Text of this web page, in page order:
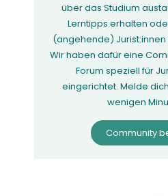
über das Studium
Lerntipps erhalten
(angehende)
Wir haben dafür eine
Forum speziell für
eingerichtet. Melde
wenigen
Community